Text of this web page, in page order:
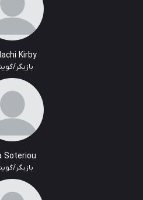
Malachi Kirby
بازیگر/گوینده
Mia Soteriou
بازیگر/گوینده